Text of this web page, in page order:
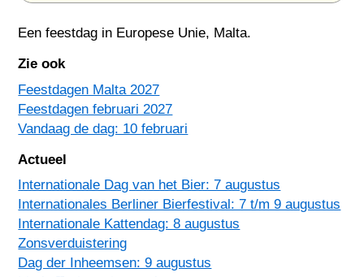
Een feestdag in Europese Unie, Malta.
Zie ook
Feestdagen Malta 2027
Feestdagen februari 2027
Vandaag de dag: 10 februari
Actueel
Internationale Dag van het Bier: 7 augustus
Internationales Berliner Bierfestival: 7 t/m 9 augustus
Internationale Kattendag: 8 augustus
Zonsverduistering
Dag der Inheemsen: 9 augustus